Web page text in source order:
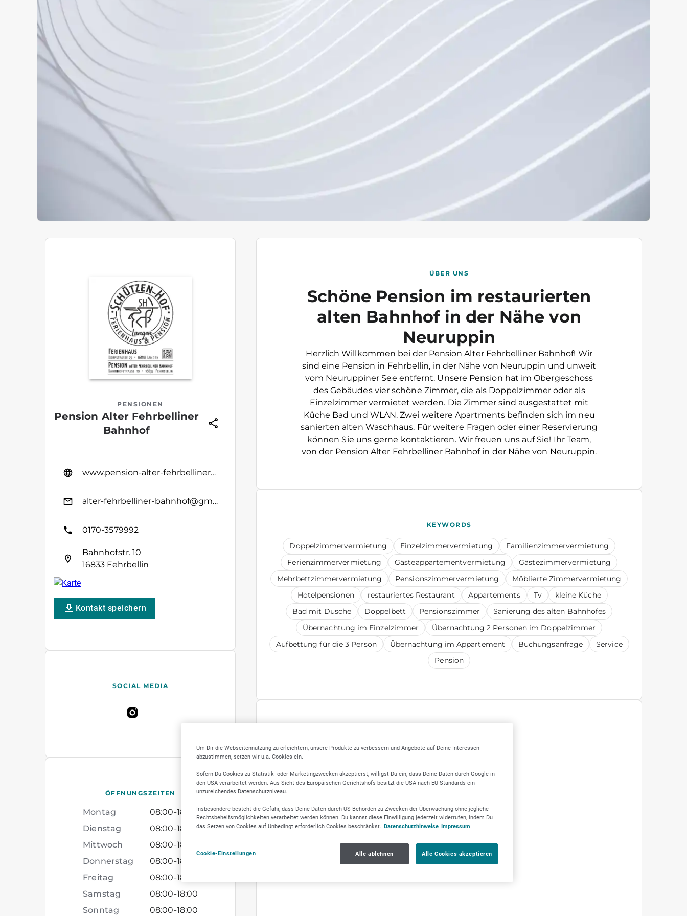
PENSIONEN
Pension Alter Fehrbelliner
Bahnhof
www.pension-alter-fehrbelliner-bahnhof.de/
alter-fehrbelliner-bahnhof@gmx.de
0170-3579992
Bahnhofstr. 10
16833 Fehrbellin
Kontakt speichern
SOCIAL MEDIA
ÖFFNUNGSZEITEN
Montag 08:00-18:00
Dienstag
08:00-18:00
Mittwoch
08:00-18:00
Donnerstag
08:00-18:00
Freitag
08:00-18:00
Samstag
08:00-18:00
Sonntag
08:00-18:00
ÜBER UNS
Schöne Pension im restaurierten
alten Bahnhof in der Nähe von
Neuruppin
Herzlich Willkommen bei der Pension Alter Fehrbelliner Bahnhof! Wir
sind eine Pension in Fehrbellin, in der Nähe von Neuruppin und unweit
vom Neuruppiner See entfernt. Unsere Pension hat im Obergeschoss
des Gebäudes vier schöne Zimmer, die als Doppelzimmer oder als
Einzelzimmer vermietet werden. Die Zimmer sind ausgestattet mit
Küche Bad und WLAN. Zwei weitere Apartments befinden sich im neu
sanierten alten Waschhaus. Für weitere Fragen oder einer Reservierung
können Sie uns gerne kontaktieren. Wir freuen uns auf Sie! Ihr Team,
von der Pension Alter Fehrbelliner Bahnhof in der Nähe von Neuruppin.
KEYWORDS
Doppelzimmervermietung Einzelzimmervermietung
Familienzimmervermietung
Ferienzimmervermietung
Gästeappartementvermietung
Gästezimmervermietung
Mehrbettzimmervermietung
Pensionszimmervermietung
Möblierte Zimmervermietung
Hotelpensionen
restauriertes Restaurant Appartements Tv
kleine Küche
Bad mit Dusche
Doppelbett Pensionszimmer
Sanierung des alten Bahnhofes
Übernachtung im Einzelzimmer
Übernachtung 2 Personen im Doppelzimmer
Aufbettung für die 3 Person
Übernachtung im Appartement Buchungsanfrage
Service
Pension
Um Dir die Webseitennutzung zu erleichtern, unsere Produkte zu verbessern und Angebote auf Deine Interessen
abzustimmen, setzen wir u.a. Cookies ein.
Sofern Du Cookies zu Statistik- oder Marketingzwecken akzeptierst, willigst Du ein, dass Deine Daten durch Google in
den USA verarbeitet werden. Aus Sicht des Europäischen Gerichtshofs besitzt die USA nach EU-Standards ein
unzureichendes Datenschutzniveau.
Insbesondere besteht die Gefahr, dass Deine Daten durch US-Behörden zu Zwecken der Überwachung ohne jegliche
Rechtsbehelfsmöglichkeiten verarbeitet werden können. Du kannst diese Einwilligung jederzeit widerrufen, indem Du
das Setzen von Cookies auf Unbedingt erforderlich Cookies beschränkst. Datenschutzhinweise Impressum
Cookie-Einstellungen Alle ablehnen Alle Cookies akzeptieren